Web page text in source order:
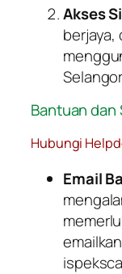
Akses
berjaya,
Bantuan dan
Hubungi
Email